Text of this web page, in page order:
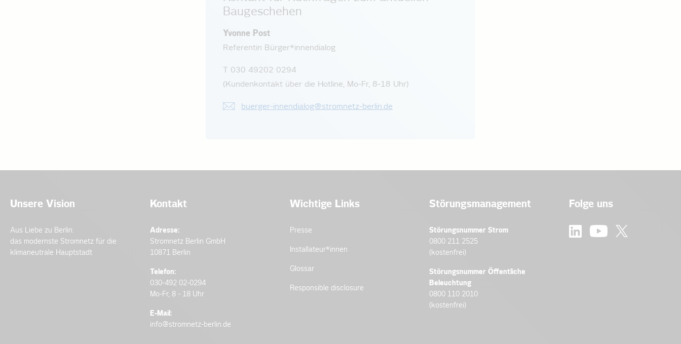
Baugeschehen
Yvonne Post
Referentin Bürger*innendialog
T 030 49202 0294
(Kundenkontakt über die Hotline, Mo-Fr, 8-18 Uhr)
buerger-innendialog@stromnetz-berlin.de
Unsere Vision
Aus Liebe zu Berlin:
das modernste Stromnetz für die
klimaneutrale Hauptstadt
Kontakt
Adresse:
Stromnetz Berlin GmbH
10871 Berlin
Telefon:
030-492 02-0294
Mo-Fr, 8 - 18 Uhr
E-Mail:
info@stromnetz-berlin.de
Wichtige Links
Presse
Installateur­*innen
Glossar
Responsible disclosure
Störungsmanagement
Störungsnummer Strom
0800 211 2525
(kostenfrei)
Störungsnummer Öffentliche
Beleuchtung
0800 110 2010
(kostenfrei)
Folge uns